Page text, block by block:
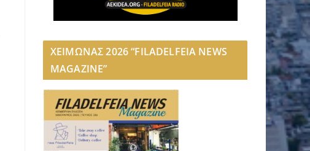
ΧΕΙΜΩΝΑΣ 2026 “FILADELFEIA NEWS
MAGAZINE”